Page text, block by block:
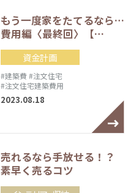
もう一度家をたてるなら…
費用編〈最終回〉【…
資金計画
#建築費 #注文住宅
#注文住宅建築費用
2023.08.18
売れるなら手放せる！？
素早く売るコツ